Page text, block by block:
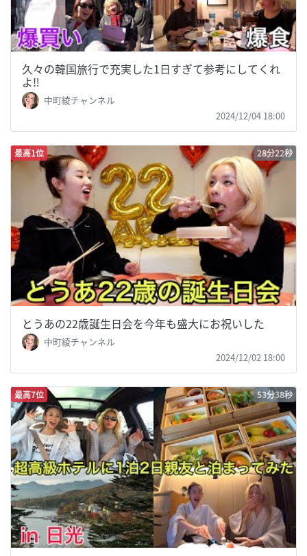
久々の韓国旅行で充実した1日すぎて参考にしてくれ
よ‼️
中町綾チャンネル
2024/12/04 18:00
最高1位 28分22秒
とうあの22歳誕生日会を今年も盛大にお祝いした
中町綾チャンネル
2024/12/02 18:00
最高7位 53分38秒